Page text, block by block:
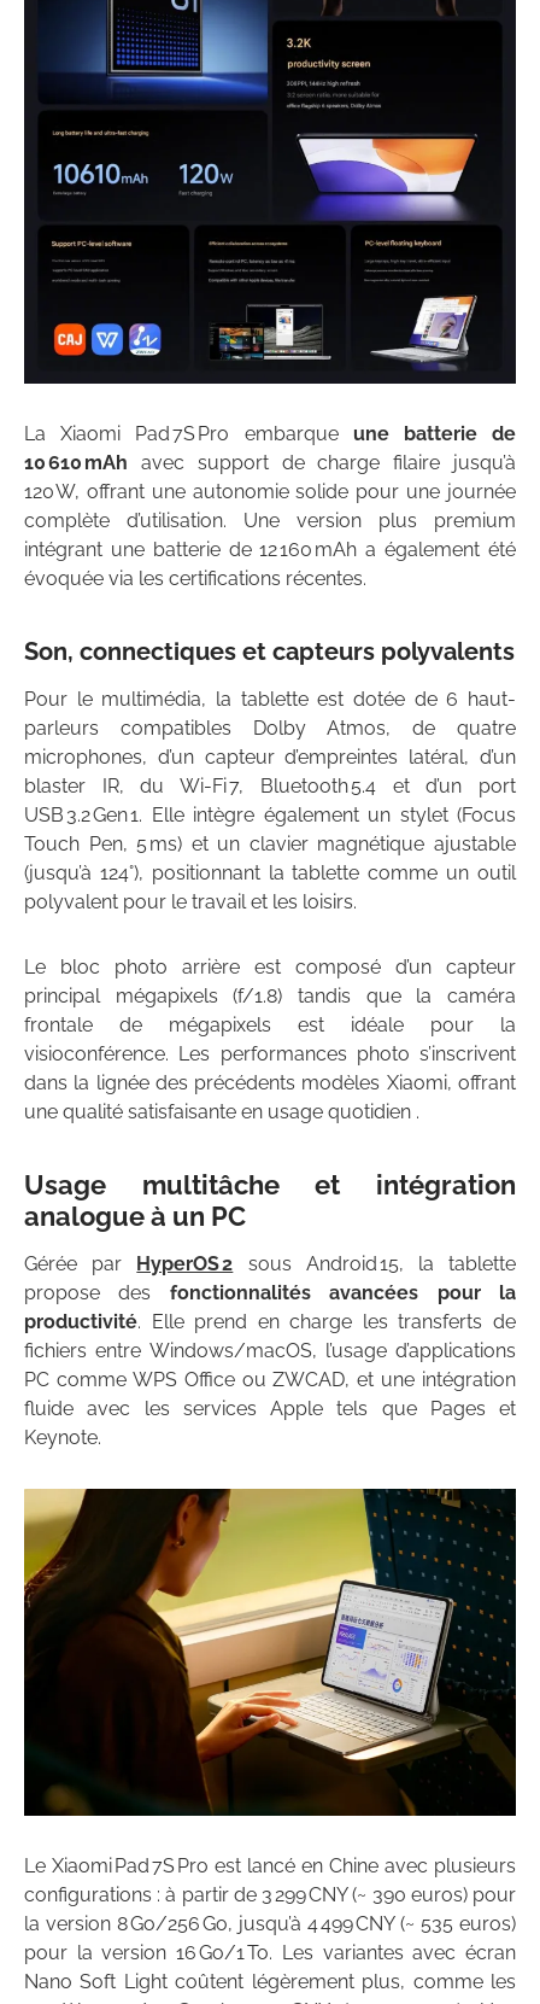
La Xiaomi Pad 7S Pro embarque une batterie de
10 610 mAh avec support de charge filaire jusqu’à
120 W, offrant une autonomie solide pour une journée
complète d’utilisation. Une version plus premium
intégrant une batterie de 12 160 mAh a également été
évoquée via les certifications récentes.
Son, connectiques et capteurs polyvalents
Pour le multimédia, la tablette est dotée de 6 haut-
parleurs compatibles Dolby Atmos, de quatre
microphones, d’un capteur d’empreintes latéral, d’un
blaster IR, du Wi-Fi 7, Bluetooth 5.4 et d’un port
USB 3.2 Gen 1. Elle intègre également un stylet (Focus
Touch Pen, 5 ms) et un clavier magnétique ajustable
(jusqu’à 124°), positionnant la tablette comme un outil
polyvalent pour le travail et les loisirs.
Le bloc photo arrière est composé d’un capteur
principal mégapixels (f/1.8) tandis que la caméra
frontale de mégapixels est idéale pour la
visioconférence. Les performances photo s’inscrivent
dans la lignée des précédents modèles Xiaomi, offrant
une qualité satisfaisante en usage quotidien .
Usage multitâche et intégration
analogue à un PC
Gérée par HyperOS 2 sous Android 15, la tablette
propose des fonctionnalités avancées pour la
productivité. Elle prend en charge les transferts de
fichiers entre Windows/macOS, l’usage d’applications
PC comme WPS Office ou ZWCAD, et une intégration
fluide avec les services Apple tels que Pages et
Keynote.
Le Xiaomi Pad 7S Pro est lancé en Chine avec plusieurs
configurations : à partir de 3 299 CNY (~ 390 euros) pour
la version 8 Go/256 Go, jusqu’à 4 499 CNY (~ 535 euros)
pour la version 16 Go/1 To. Les variantes avec écran
Nano Soft Light coûtent légèrement plus, comme les